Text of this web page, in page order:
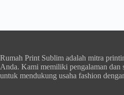
Rumah Print Sublim adalah mitra
Anda. Kami memiliki pengalaman dan
untuk mendukung usaha fashion